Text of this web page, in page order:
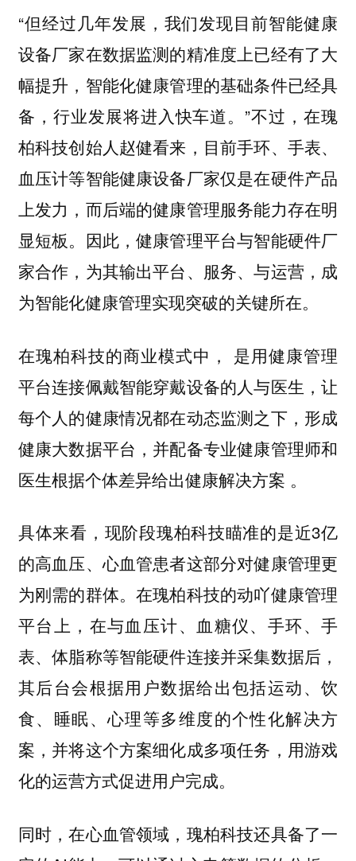
“但经过几年发展，我们发现目前智能健康
设备厂家在数据监测的精准度上已经有了大
幅提升，智能化健康管理的基础条件已经具
备，行业发展将进入快车道。”不过，在瑰
柏科技创始人赵健看来，目前手环、手表、
血压计等智能健康设备厂家仅是在硬件产品
上发力，而后端的健康管理服务能力存在明
显短板。因此，健康管理平台与智能硬件厂
家合作，为其输出平台、服务、与运营，成
为智能化健康管理实现突破的关键所在。
在瑰柏科技的商业模式中， 是用健康管理
平台连接佩戴智能穿戴设备的人与医生，让
每个人的健康情况都在动态监测之下，形成
健康大数据平台，并配备专业健康管理师和
医生根据个体差异给出健康解决方案 。
具体来看，现阶段瑰柏科技瞄准的是近3亿
的高血压、心血管患者这部分对健康管理更
为刚需的群体。在瑰柏科技的动吖健康管理
平台上，在与血压计、血糖仪、手环、手
表、体脂称等智能硬件连接并采集数据后，
其后台会根据用户数据给出包括运动、饮
食、睡眠、心理等多维度的个性化解决方
案，并将这个方案细化成多项任务，用游戏
化的运营方式促进用户完成。
同时，在心血管领域，瑰柏科技还具备了一